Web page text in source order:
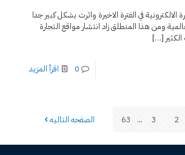
الالكترونية في الفترة الاخيرة واثرت بشكل كبير جدا
ومن هذا المنطلق زاد انتشار مواقع التجارة
[…]
0 اقرأ المزيد
2
3
...
63 الصفحه التاليه